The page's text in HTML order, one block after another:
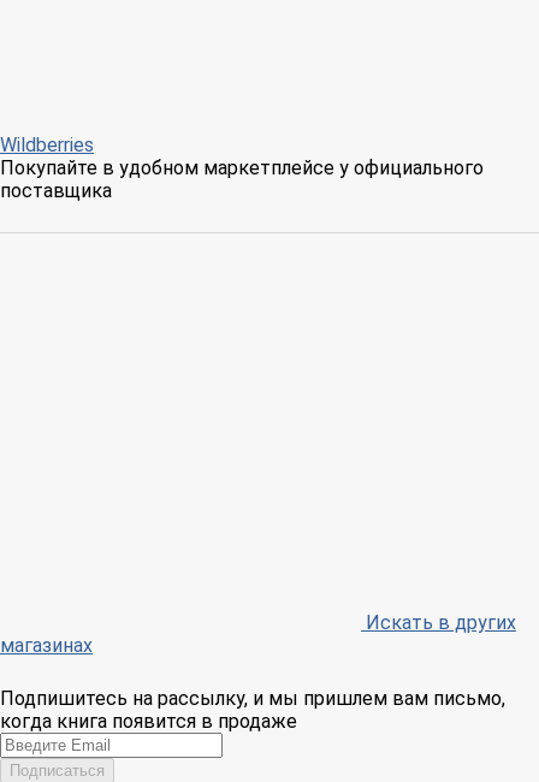
Wildberries
Покупайте в удобном маркетплейсе у официального
поставщика
Искать в других
магазинах
Подпишитесь на рассылку, и мы пришлем вам письмо,
когда книга появится в продаже
Email
Подписаться